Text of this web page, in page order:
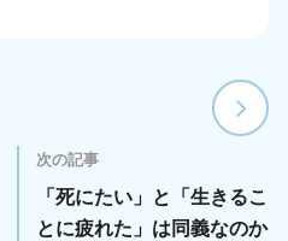
次の記事
「死にたい」と「生きるこ
とに疲れた」は同義なのか